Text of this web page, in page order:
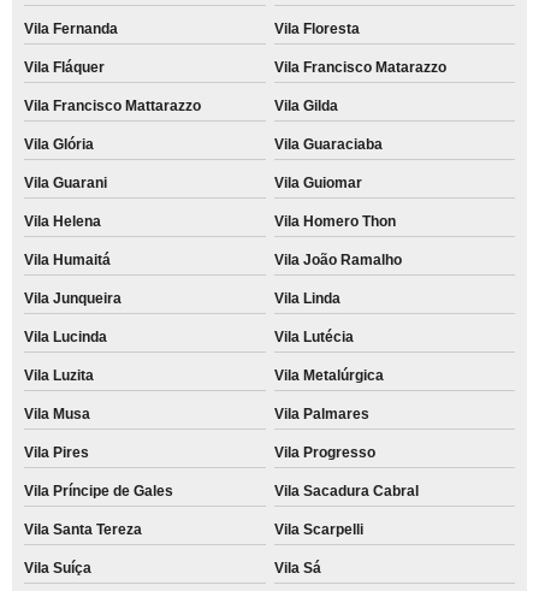
Vila Fernanda Vila Floresta
Vila Fláquer Vila Francisco Matarazzo
Vila Francisco Mattarazzo Vila Gilda
Vila Glória Vila Guaraciaba
Vila Guarani Vila Guiomar
Vila Helena Vila Homero Thon
Vila Humaitá Vila João Ramalho
Vila Junqueira Vila Linda
Vila Lucinda Vila Lutécia
Vila Luzita Vila Metalúrgica
Vila Musa Vila Palmares
Vila Pires Vila Progresso
Vila Príncipe de Gales Vila Sacadura Cabral
Vila Santa Tereza Vila Scarpelli
Vila Suíça Vila Sá